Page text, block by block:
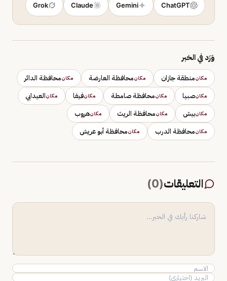
ChatGPT
Gemini
Claude
Grok
وَرَد في الخبر
مكانمنطقة جازان مكانمحافظة العارضة مكانمحافظة الدائر
مكانصبيا مكانمحافظة صامطة مكانفيفا مكانالعيدابي
مكانبيش مكانمحافظة الريث مكانهروب
مكانمحافظة الدرب مكانمحافظة أبو عريش
التعليقات(
0
)